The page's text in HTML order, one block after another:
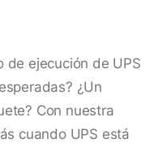
de ejecución de UPS
¿Un
Con nuestra
cuando UPS está